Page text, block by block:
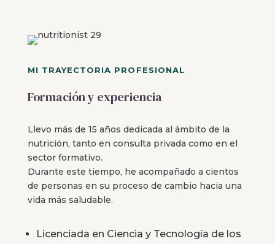
MI TRAYECTORIA PROFESIONAL
Formación y experiencia
Llevo más de 15 años dedicada al ámbito de la
nutrición, tanto en consulta privada como en el
sector formativo.
Durante este tiempo, he acompañado a cientos
de personas en su proceso de cambio hacia una
vida más saludable.
Licenciada en Ciencia y Tecnología de los